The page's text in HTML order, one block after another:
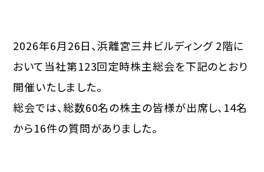
2026年6月26日、浜離宮三井ビルディング 2階に
おいて当社第123回定時株主総会を下記のとおり
開催いたしました。
総会では、総数60名の株主の皆様が出席し、14名
から16件の質問がありました。